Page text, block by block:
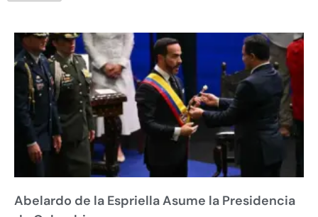
Abelardo de la Espriella Asume la Presidencia